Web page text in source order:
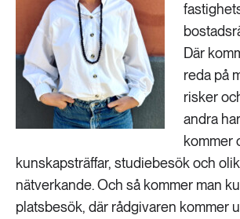
Där
reda på
risker
andra
kommer
kunskapsträffar, studiebesök och
nätverkande. Och så kommer man
platsbesök, där rådgivaren kommer